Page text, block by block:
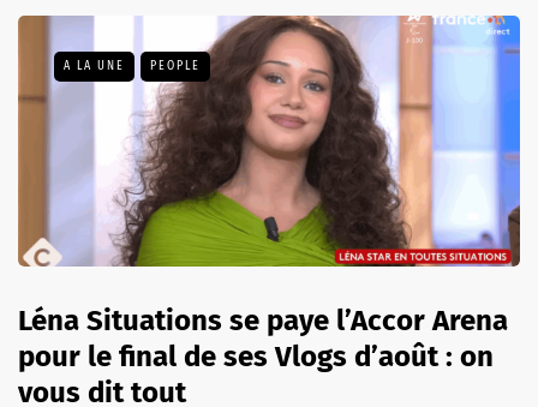
A LA UNE PEOPLE
Léna Situations se paye l’Accor Arena
pour le final de ses Vlogs d’août : on
vous dit tout